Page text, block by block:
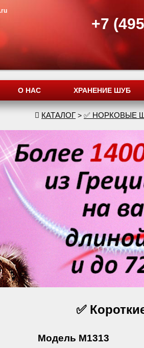
+7
О НАС ХРАНЕНИЕ ШУБ
КАТАЛОГ > ✅ НОРКОВЫЕ
✅
Модель М1313